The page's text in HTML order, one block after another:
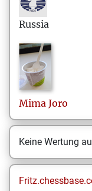
Russia
Mima Joro
Keine Wertung